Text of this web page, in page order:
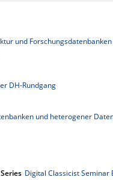
und Forschungsdatenbanken
DH-Rundgang
und heterogener
Digital Classicist Seminar